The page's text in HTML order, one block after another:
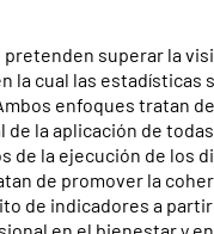
superar la
cual las estadísticas
enfoques tratan
la aplicación de
de la ejecución de los
de promover la
de indicadores a